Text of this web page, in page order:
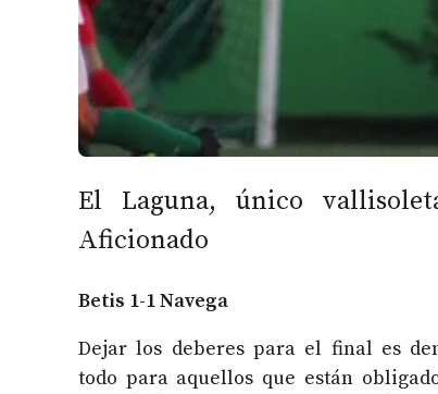
El Laguna, único
Aficionado
Betis 1-1 Navega
Dejar los deberes para el final es
todo para aquellos que están